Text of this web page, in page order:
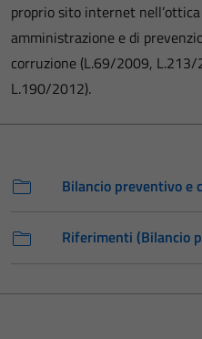
proprio sito internet
amministrazione e di
corruzione (L.69/2009,
L.190/2012).
Bilancio preventivo e
Riferimenti (Bilancio